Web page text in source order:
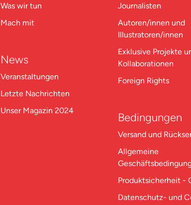
Was wir tun
Mach mit
News
Veranstaltungen
Letzte Nachrichten
Unser Magazin 2024
Journalisten
Autoren/innen und
Illustratoren/innen
Exklusive Projekte
Kollaborationen
Foreign Rights
Bedingungen
Versand und
Allgemeine
Produktsicherheit -
Datenschutz- und